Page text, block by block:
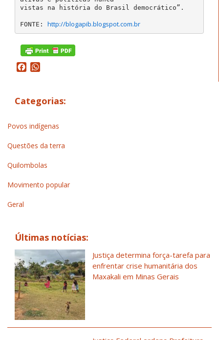
vistas na história do Brasil democrático”.
FONTE: http://blogapib.blogspot.com.br
Facebook
Categorias:
Povos indígenas
Questões da terra
Quilombolas
Movimento popular
Geral
Últimas notícias:
Justiça determina força-tarefa para
enfrentar crise humanitária dos
Maxakali em Minas Gerais